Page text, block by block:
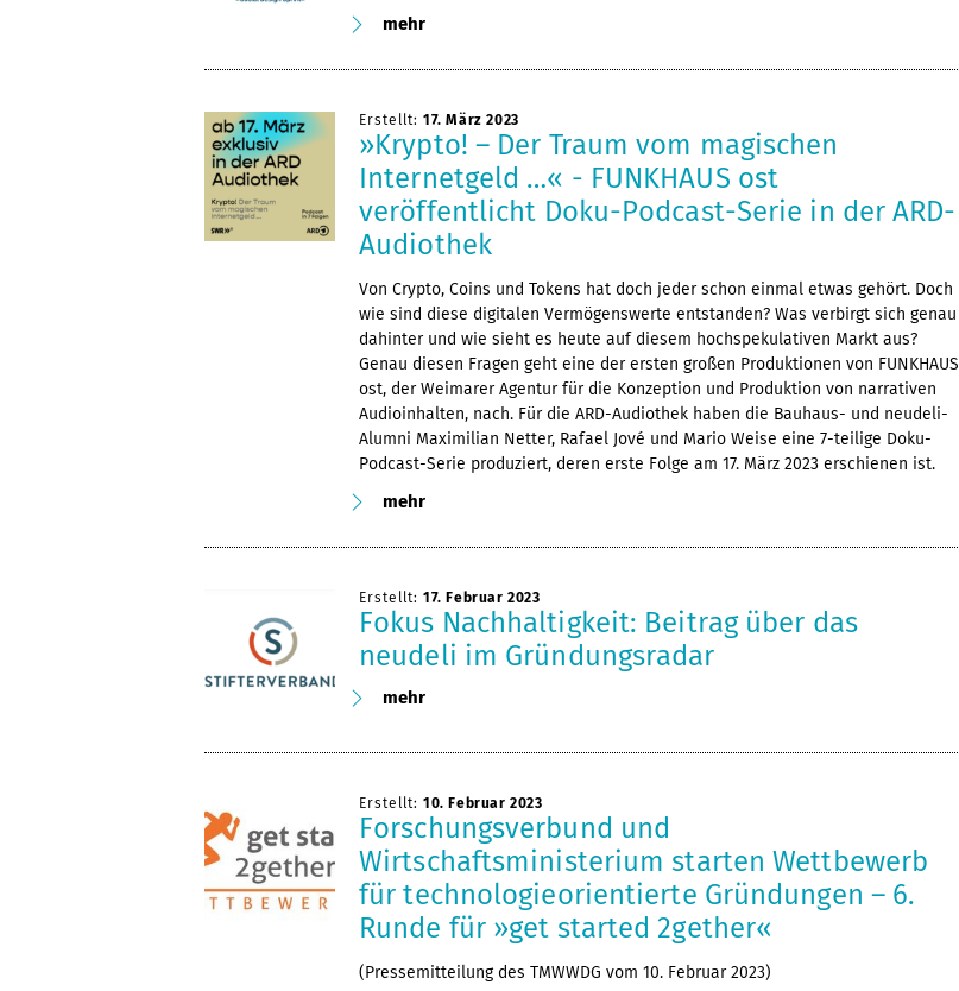
mehr
Erstellt: 17. März 2023
»Krypto! – Der Traum vom magischen
Internetgeld …« - FUNKHAUS ost
veröffentlicht Doku-Podcast-Serie in der ARD-
Audiothek
Von Crypto, Coins und Tokens hat doch jeder schon einmal etwas gehört. Doch
wie sind diese digitalen Vermögenswerte entstanden? Was verbirgt sich genau
dahinter und wie sieht es heute auf diesem hochspekulativen Markt aus?
Genau diesen Fragen geht eine der ersten großen Produktionen von FUNKHAUS
ost, der Weimarer Agentur für die Konzeption und Produktion von narrativen
Audioinhalten, nach. Für die ARD-Audiothek haben die Bauhaus- und neudeli-
Alumni Maximilian Netter, Rafael Jové und Mario Weise eine 7-teilige Doku-
Podcast-Serie produziert, deren erste Folge am 17. März 2023 erschienen ist.
mehr
Erstellt: 17. Februar 2023
Fokus Nachhaltigkeit: Beitrag über das
neudeli im Gründungsradar
mehr
Erstellt: 10. Februar 2023
Forschungsverbund und
Wirtschaftsministerium starten Wettbewerb
für technologieorientierte Gründungen – 6.
Runde für »get started 2gether«
(Pressemitteilung des TMWWDG vom 10. Februar 2023)